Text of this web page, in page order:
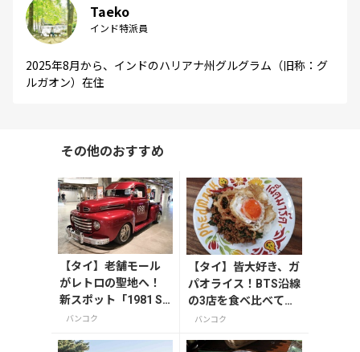
Taeko
インド特派員
2025年8月から、インドのハリアナ州グルグラム（旧称：グ
ルガオン）在住
その他のおすすめ
【タイ】老舗モール
がレトロの聖地へ！
新スポット「1981 So
ul & Sold」を歩いて
バンコク
【タイ】皆大好き、ガ
パオライス！BTS沿線
の3店を食べ比べてみ
ました！
バンコク